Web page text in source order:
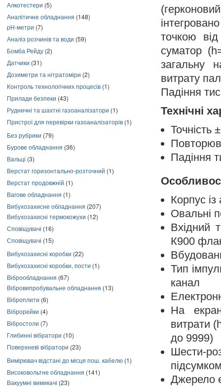
Алкотестери (5)
Аналітичне обладнання (148)
pH-метри (7)
Аналіз розчинів та води (59)
Бомба Рейду (2)
Датчики (31)
Дозиметри та нітратоміри (2)
Контроль технологічних процесів (1)
Прилади безпеки (43)
Рудничні та шахтні газоаналізатори (1)
Пристрої для перевірки газоаналізаторів (1)
Без рубрики (79)
Бурове обладнання (36)
Вальці (3)
Верстат горизонтально-розточний (1)
Верстат продовжній (1)
Вагове обладнання (1)
Вибухозахисне обладнання (207)
Вибухозахисні термокожухи (12)
Сповіщувачі (16)
Сповіщувачі (15)
Вибухозахисні коробки (22)
Вибухозахисні коробки, пости (1)
Віброобладнання (67)
Вібровипробувальне обладнання (13)
Віброплити (6)
Віброрейки (4)
Вібростоли (7)
Глибинні вібратори (10)
Поверхневі вібратори (23)
Вимірювач відстані до місця пош. кабелю (1)
Високовольтне обладнання (141)
Вакуумні вимикачі (23)
точкою
суматор
загальну
витрату
Падіння
Технічні
Точність
Падіння
Корпус
Овальні
Вхідний
К900
Тип
канал
На
витрати
до 9999)
Шести-
Джерело